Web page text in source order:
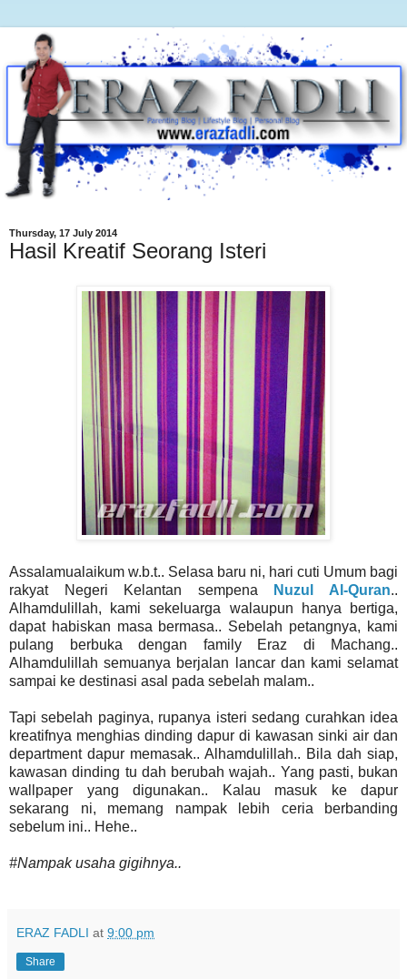
Thursday, 17 July 2014
Hasil Kreatif Seorang Isteri
Assalamualaikum w.b.t.. Selasa baru ni, hari cuti Umum bagi
rakyat Negeri Kelantan sempena
Nuzul Al-Quran..
Alhamdulillah, kami sekeluarga walaupun hanya bertiga,
dapat habiskan masa bermasa.. Sebelah petangnya, kami
pulang berbuka dengan family Eraz di Machang..
Alhamdulillah semuanya berjalan lancar dan kami selamat
sampai ke destinasi asal pada sebelah malam..
Tapi sebelah paginya, rupanya isteri sedang curahkan idea
kreatifnya menghias dinding dapur di kawasan sinki air dan
department dapur memasak.. Alhamdulillah.. Bila dah siap,
kawasan dinding tu dah berubah wajah.. Yang pasti, bukan
wallpaper yang digunakan.. Kalau masuk ke dapur
sekarang ni, memang nampak lebih ceria berbanding
sebelum ini.. Hehe..
#Nampak usaha gigihnya..
ERAZ FADLI at 9:00 pm
Share